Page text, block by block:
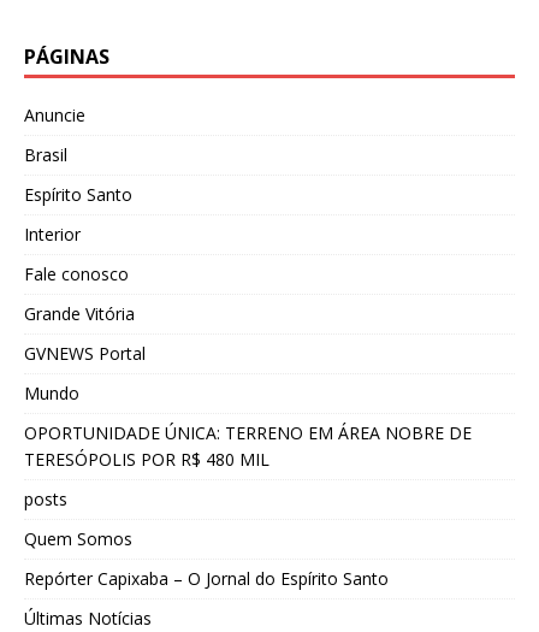
PÁGINAS
Anuncie
Brasil
Espírito Santo
Interior
Fale conosco
Grande Vitória
GVNEWS Portal
Mundo
OPORTUNIDADE ÚNICA: TERRENO EM ÁREA NOBRE DE
TERESÓPOLIS POR R$ 480 MIL
posts
Quem Somos
Repórter Capixaba – O Jornal do Espírito Santo
Últimas Notícias